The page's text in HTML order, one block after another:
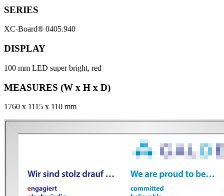
SERIES
XC-Board® 0405.940
DISPLAY
100 mm LED super bright, red
MEASURES (W x H x D)
1760 x 1115 x 110 mm